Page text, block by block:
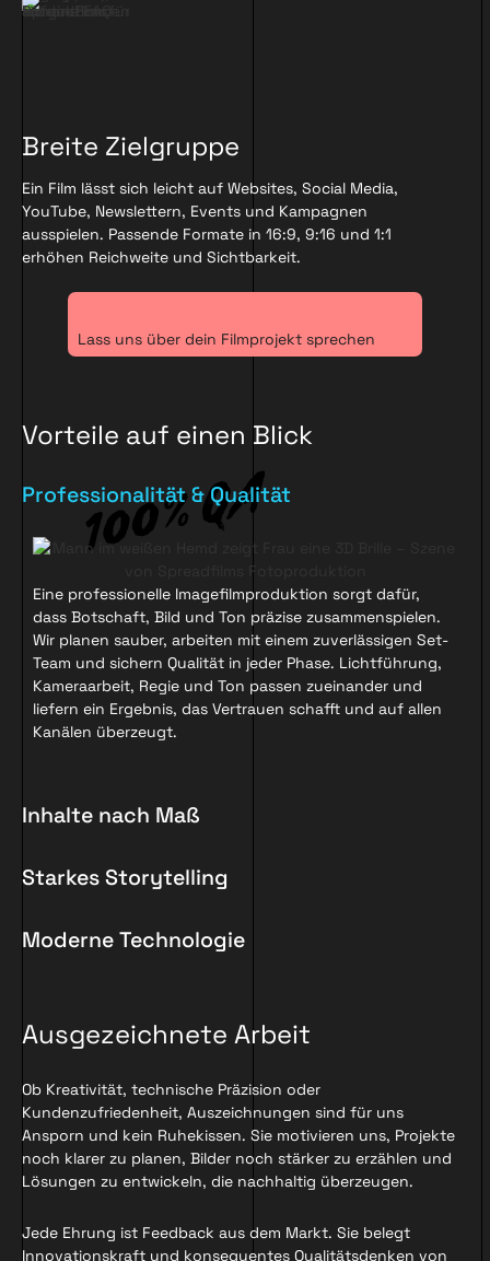
Breite Zielgruppe
Ein Film lässt sich leicht auf Websites, Social Media,
YouTube, Newslettern, Events und Kampagnen
ausspielen. Passende Formate in 16:9, 9:16 und 1:1
erhöhen Reichweite und Sichtbarkeit.
Lass uns über dein Filmprojekt sprechen
Vorteile auf einen Blick
Professionalität & Qualität
Inhalte nach Maß
Starkes Storytelling
Moderne Technologie
Eine professionelle Imagefilmproduktion sorgt dafür,
dass Botschaft, Bild und Ton präzise zusammenspielen.
Wir planen sauber, arbeiten mit einem zuverlässigen Set-
Team und sichern Qualität in jeder Phase. Lichtführung,
Kameraarbeit, Regie und Ton passen zueinander und
liefern ein Ergebnis, das Vertrauen schafft und auf allen
Kanälen überzeugt.
Ausgezeichnete Arbeit
Ob Kreativität, technische Präzision oder
Kundenzufriedenheit, Auszeichnungen sind für uns
Ansporn und kein Ruhekissen. Sie motivieren uns, Projekte
noch klarer zu planen, Bilder noch stärker zu erzählen und
Lösungen zu entwickeln, die nachhaltig überzeugen.
Jede Ehrung ist Feedback aus dem Markt. Sie belegt
Innovationskraft und konsequentes Qualitätsdenken von